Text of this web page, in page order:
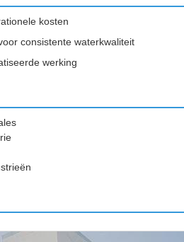
kosten
consistente waterkwaliteit
werking